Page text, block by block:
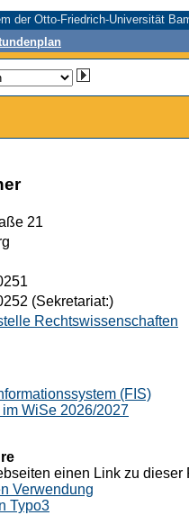
der Otto-Friedrich-Universität
21
(Sekretariat:)
Rechtswissenschaften
(FIS)
WiSe 2026/2027
einen Link zu
Verwendung
Typo3